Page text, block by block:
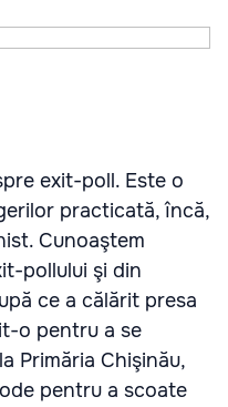
exit-poll. Este o
practicată, încă,
Cunoaştem
pollului şi din
ce a călărit presa
o pentru a se
Primăria Chişinău,
pentru a scoate